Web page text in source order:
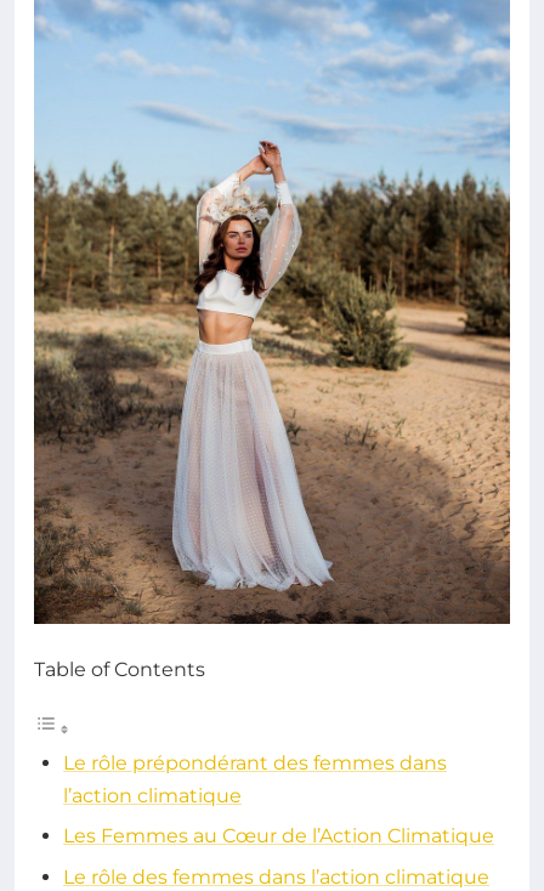
Table of Contents
Le rôle prépondérant des femmes dans
l’action climatique
Les Femmes au Cœur de l’Action Climatique
Le rôle des femmes dans l’action climatique